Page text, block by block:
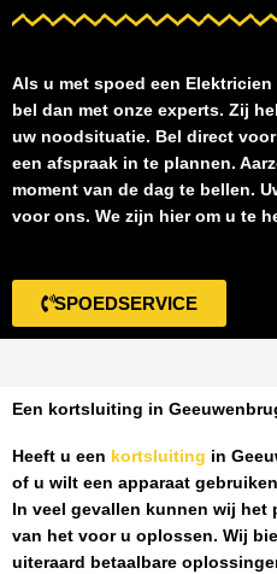
Als u met spoed een Elektricien
bel dan met onze experts. Zij
uw noodsituatie. Bel direct
een afspraak in te plannen.
moment van de dag te bellen.
voor ons. We zijn hier om u te
SPOEDSERVICE
Een kortsluiting in
Heeft u een kortsluiting in
of u wilt een apparaat
In veel gevallen kunnen wij
van het voor u oplossen. Wij
uiteraard betaalbare